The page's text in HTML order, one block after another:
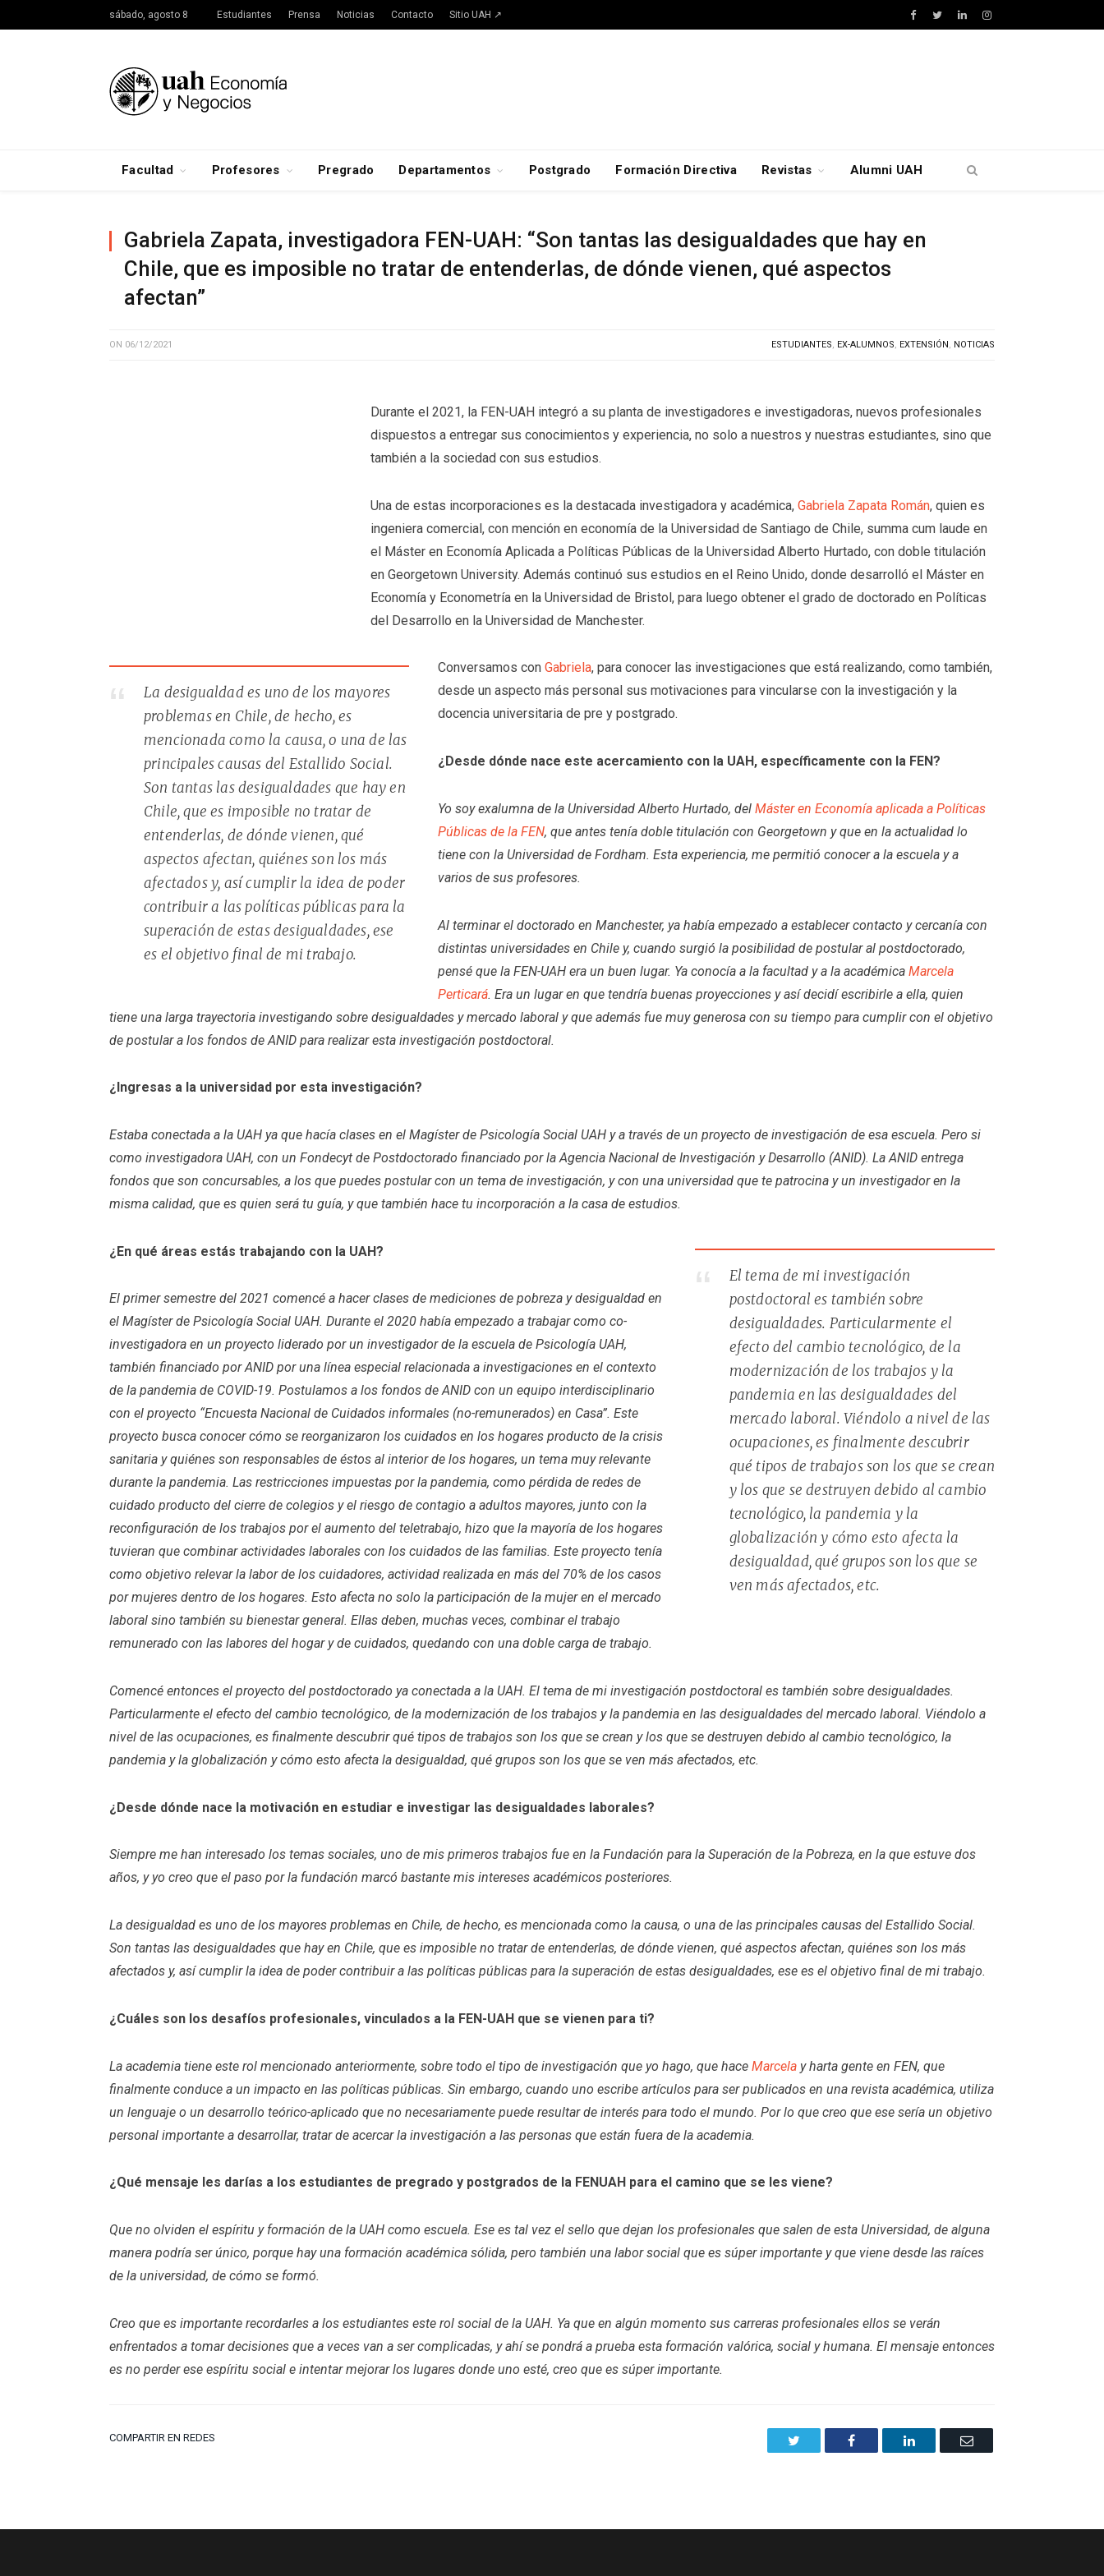
sábado, agosto 8 Estudiantes Prensa Noticias Contacto Sitio UAH ↗ Facebook
TwitterLinkedInInstagram
Facultad Profesores Pregrado Departamentos Postgrado Formación Directiva Revistas Alumni UAH
Gabriela Zapata, investigadora FEN-UAH: “Son tantas las desigualdades que hay en
Chile, que es imposible no tratar de entenderlas, de dónde vienen, qué aspectos
afectan”
ON 06/12/2021 ESTUDIANTES, EX-ALUMNOS, EXTENSIÓN, NOTICIAS
Durante el 2021, la FEN-UAH integró a su planta de investigadores e investigadoras, nuevos profesionales
dispuestos a entregar sus conocimientos y experiencia, no solo a nuestros y nuestras estudiantes, sino que
también a la sociedad con sus estudios.
Una de estas incorporaciones es la destacada investigadora y académica, Gabriela Zapata Román, quien es
ingeniera comercial, con mención en economía de la Universidad de Santiago de Chile, summa cum laude en
el Máster en Economía Aplicada a Políticas Públicas de la Universidad Alberto Hurtado, con doble titulación
en Georgetown University. Además continuó sus estudios en el Reino Unido, donde desarrolló el Máster en
Economía y Econometría en la Universidad de Bristol, para luego obtener el grado de doctorado en Políticas
del Desarrollo en la Universidad de Manchester.
La desigualdad es uno de los mayores
problemas en Chile, de hecho, es
mencionada como la causa, o una de las
principales causas del Estallido Social.
Son tantas las desigualdades que hay en
Chile, que es imposible no tratar de
entenderlas, de dónde vienen, qué
aspectos afectan, quiénes son los más
afectados y, así cumplir la idea de poder
contribuir a las políticas públicas para la
superación de estas desigualdades, ese
es el objetivo final de mi trabajo.
Conversamos conGabriela, para conocer las investigaciones que está realizando, como también,
desde un aspecto más personal sus motivaciones para vincularse con la investigación y la
docencia universitaria de pre y postgrado.
¿Desde dónde nace este acercamiento con la UAH, específicamente con la FEN?
Yo soy exalumna de la Universidad Alberto Hurtado, delMáster en Economía aplicada a Políticas
Públicas de la FEN, que antes tenía doble titulación con Georgetown y que en la actualidad lo
tiene con la Universidad de Fordham. Esta experiencia, me permitió conocer a la escuela y a
varios de sus profesores.
Al terminar el doctorado en Manchester, ya había empezado a establecer contacto y cercanía con
distintas universidades en Chile y, cuando surgió la posibilidad de postular al postdoctorado,
pensé que la FEN-UAH era un buen lugar. Ya conocía a la facultad y a la académicaMarcela
Perticará. Era un lugar en que tendría buenas proyecciones y así decidí escribirle a ella, quien
tiene una larga trayectoria investigando sobre desigualdades y mercado laboral y que además fue muy generosa con su tiempo para cumplir con el objetivo
de postular a los fondos de ANID para realizar esta investigación postdoctoral.
¿Ingresas a la universidad por esta investigación?
Estaba conectada a la UAH ya que hacía clases en el Magíster de Psicología Social UAH y a través de un proyecto de investigación de esa escuela. Pero si
como investigadora UAH, con un Fondecyt de Postdoctorado financiado por la Agencia Nacional de Investigación y Desarrollo (ANID). La ANID entrega
fondos que son concursables, a los que puedes postular con un tema de investigación, y con una universidad que te patrocina y un investigador en la
misma calidad, que es quien será tu guía, y que también hace tu incorporación a la casa de estudios.
El tema de mi investigación
postdoctoral es también sobre
desigualdades. Particularmente el
efecto del cambio tecnológico, de la
modernización de los trabajos y la
pandemia en las desigualdades del
mercado laboral. Viéndolo a nivel de las
ocupaciones, es finalmente descubrir
qué tipos de trabajos son los que se crean
y los que se destruyen debido al cambio
tecnológico, la pandemia y la
globalización y cómo esto afecta la
desigualdad, qué grupos son los que se
ven más afectados, etc.
¿En qué áreas estás trabajando con la UAH?
El primer semestre del 2021 comencé a hacer clases de mediciones de pobreza y desigualdad en
el Magíster de Psicología Social UAH. Durante el 2020 había empezado a trabajar como co-
investigadora en un proyecto liderado por un investigador de la escuela de Psicología UAH,
también financiado por ANID por una línea especial relacionada a investigaciones en el contexto
de la pandemia de COVID-19. Postulamos a los fondos de ANID con un equipo interdisciplinario
con el proyecto “Encuesta Nacional de Cuidados informales (no-remunerados) en Casa”. Este
proyecto busca conocer cómo se reorganizaron los cuidados en los hogares producto de la crisis
sanitaria y quiénes son responsables de éstos al interior de los hogares, un tema muy relevante
durante la pandemia. Las restricciones impuestas por la pandemia, como pérdida de redes de
cuidado producto del cierre de colegios y el riesgo de contagio a adultos mayores, junto con la
reconfiguración de los trabajos por el aumento del teletrabajo, hizo que la mayoría de los hogares
tuvieran que combinar actividades laborales con los cuidados de las familias. Este proyecto tenía
como objetivo relevar la labor de los cuidadores, actividad realizada en más del 70% de los casos
por mujeres dentro de los hogares. Esto afecta no solo la participación de la mujer en el mercado
laboral sino también su bienestar general. Ellas deben, muchas veces, combinar el trabajo
remunerado con las labores del hogar y de cuidados, quedando con una doble carga de trabajo.
Comencé entonces el proyecto del postdoctorado ya conectada a la UAH. El tema de mi investigación postdoctoral es también sobre desigualdades.
Particularmente el efecto del cambio tecnológico, de la modernización de los trabajos y la pandemia en las desigualdades del mercado laboral. Viéndolo a
nivel de las ocupaciones, es finalmente descubrir qué tipos de trabajos son los que se crean y los que se destruyen debido al cambio tecnológico, la
pandemia y la globalización y cómo esto afecta la desigualdad, qué grupos son los que se ven más afectados, etc.
¿Desde dónde nace la motivación en estudiar e investigar las desigualdades laborales?
Siempre me han interesado los temas sociales, uno de mis primeros trabajos fue en la Fundación para la Superación de la Pobreza, en la que estuve dos
años, y yo creo que el paso por la fundación marcó bastante mis intereses académicos posteriores.
La desigualdad es uno de los mayores problemas en Chile, de hecho, es mencionada como la causa, o una de las principales causas del Estallido Social.
Son tantas las desigualdades que hay en Chile, que es imposible no tratar de entenderlas, de dónde vienen, qué aspectos afectan, quiénes son los más
afectados y, así cumplir la idea de poder contribuir a las políticas públicas para la superación de estas desigualdades, ese es el objetivo final de mi trabajo.
¿Cuáles son los desafíos profesionales, vinculados a la FEN-UAH que se vienen para ti?
La academia tiene este rol mencionado anteriormente, sobre todo el tipo de investigación que yo hago, que hace Marcela y harta gente en FEN, que
finalmente conduce a un impacto en las políticas públicas. Sin embargo, cuando uno escribe artículos para ser publicados en una revista académica, utiliza
un lenguaje o un desarrollo teórico-aplicado que no necesariamente puede resultar de interés para todo el mundo. Por lo que creo que ese sería un objetivo
personal importante a desarrollar, tratar de acercar la investigación a las personas que están fuera de la academia.
¿Qué mensaje les darías a los estudiantes de pregrado y postgrados de la FENUAH para el camino que se les viene?
Que no olviden el espíritu y formación de la UAH como escuela. Ese es tal vez el sello que dejan los profesionales que salen de esta Universidad, de alguna
manera podría ser único, porque hay una formación académica sólida, pero también una labor social que es súper importante y que viene desde las raíces
de la universidad, de cómo se formó.
Creo que es importante recordarles a los estudiantes este rol social de la UAH. Ya que en algún momento sus carreras profesionales ellos se verán
enfrentados a tomar decisiones que a veces van a ser complicadas, y ahí se pondrá a prueba esta formación valórica, social y humana. El mensaje entonces
es no perder ese espíritu social e intentar mejorar los lugares donde uno esté, creo que es súper importante.
COMPARTIR EN REDES Facebook LinkedIn Email